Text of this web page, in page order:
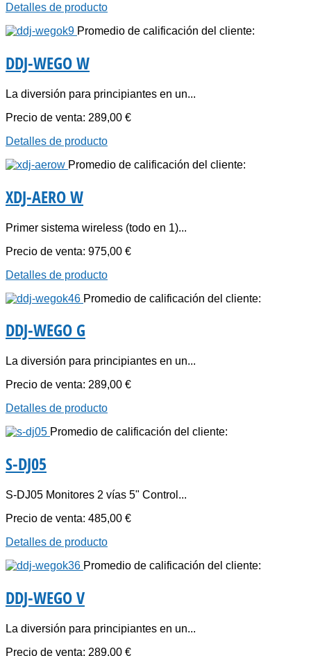
Detalles de producto
Promedio de calificación del cliente:
DDJ-WEGO W
La diversión para principiantes en un...
Precio de venta: 289,00 €
Detalles de producto
Promedio de calificación del cliente:
XDJ-AERO W
Primer sistema wireless (todo en 1)...
Precio de venta: 975,00 €
Detalles de producto
Promedio de calificación del cliente:
DDJ-WEGO G
La diversión para principiantes en un...
Precio de venta: 289,00 €
Detalles de producto
Promedio de calificación del cliente:
S-DJ05
S-DJ05 Monitores 2 vías 5" Control...
Precio de venta: 485,00 €
Detalles de producto
Promedio de calificación del cliente:
DDJ-WEGO V
La diversión para principiantes en un...
Precio de venta: 289,00 €